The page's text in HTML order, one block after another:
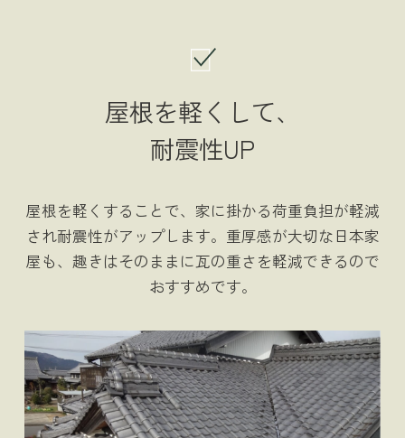
屋根を軽くして、
耐震性UP
屋根を軽くすることで、家に掛かる荷重負担が軽減
され耐震性がアップします。重厚感が大切な日本家
屋も、趣きはそのままに瓦の重さを軽減できるので
おすすめです。